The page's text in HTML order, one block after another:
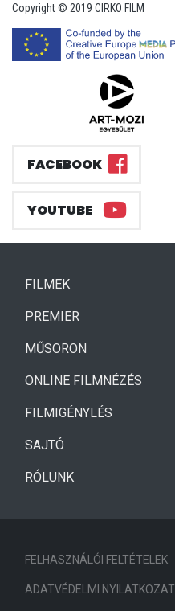
Copyright © 2019 CIRKO FILM
FACEBOOK
YOUTUBE
FILMEK(CURRENT)
PREMIER
MŰSORON
ONLINE FILMNÉZÉS
FILMIGÉNYLÉS
SAJTÓ
RÓLUNK
FELHASZNÁLÓI FELTÉTELEK
ADATVÉDELMI NYILATKOZAT